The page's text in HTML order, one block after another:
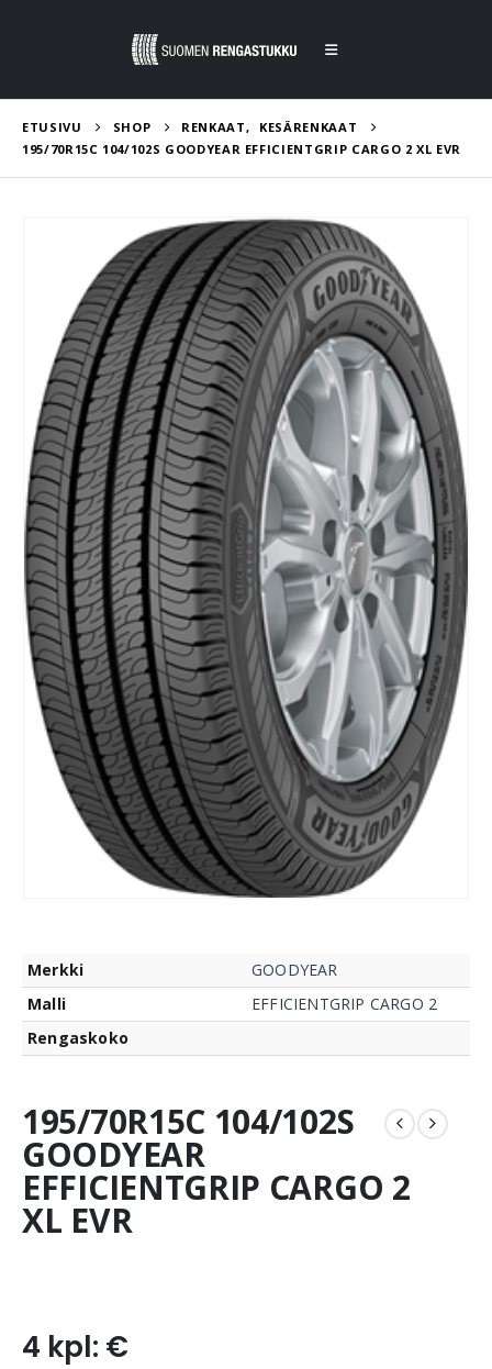
ETUSIVU SHOP RENKAAT,
KESÄRENKAAT
195/70R15C 104/102S GOODYEAR EFFICIENTGRIP CARGO 2 XL EVR
Merkki
GOODYEAR
Malli
EFFICIENTGRIP CARGO 2
Rengaskoko
195/70R15C 104/102S
GOODYEAR
EFFICIENTGRIP CARGO 2
XL EVR
4 kpl: €